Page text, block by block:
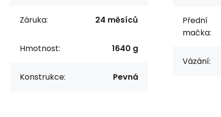
Záruka: 24 měsíců
Hmotnost: 1640 g
Konstrukce: Pevná
Přední
mačka:
Vázání: